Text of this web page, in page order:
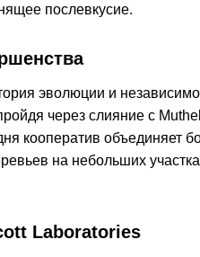
послевкусие.
эволюции и
через слияние с
кооператив объединяет
на небольших
Laboratories